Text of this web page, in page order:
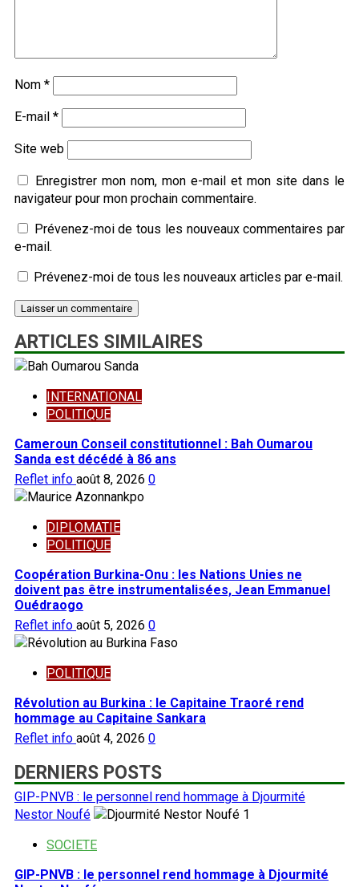
Nom *
E-mail *
Site web
Enregistrer mon nom, mon e-mail et mon site dans le
navigateur pour mon prochain commentaire.
Prévenez-moi de tous les nouveaux commentaires par
e-mail.
Prévenez-moi de tous les nouveaux articles par e-mail.
ARTICLES SIMILAIRES
INTERNATIONAL
POLITIQUE
Cameroun Conseil constitutionnel : Bah Oumarou
Sanda est décédé à 86 ans
Reflet info août 8, 2026 0
DIPLOMATIE
POLITIQUE
Coopération Burkina-Onu : les Nations Unies ne
doivent pas être instrumentalisées, Jean Emmanuel
Ouédraogo
Reflet info août 5, 2026 0
POLITIQUE
Révolution au Burkina : le Capitaine Traoré rend
hommage au Capitaine Sankara
Reflet info août 4, 2026 0
DERNIERS POSTS
GIP-PNVB : le personnel rend hommage à Djourmité
Nestor Noufé
1
SOCIETE
GIP-PNVB : le personnel rend hommage à Djourmité